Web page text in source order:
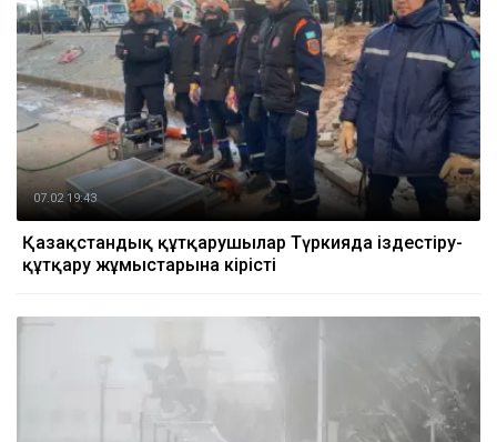
07.02 19:43
Қазақстандық құтқарушылар Түркияда іздестіру-
құтқару жұмыстарына кірісті